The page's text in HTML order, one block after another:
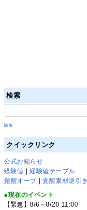
検索
編集
クイックリンク
公式お知らせ
経験値 |経験値テーブル
覚醒オーブ |覚醒素材逆引き
●現在のイベント
【緊急】8/6～8/20 11:00